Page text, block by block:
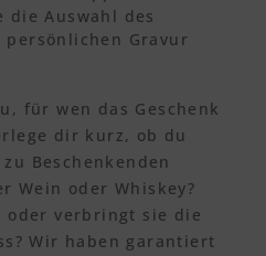
die Auswahl des
persönlichen Gravur
für wen das Geschenk
dir kurz, ob du
Beschenkenden
Wein oder Whiskey?
oder verbringt sie die
Wir haben garantiert